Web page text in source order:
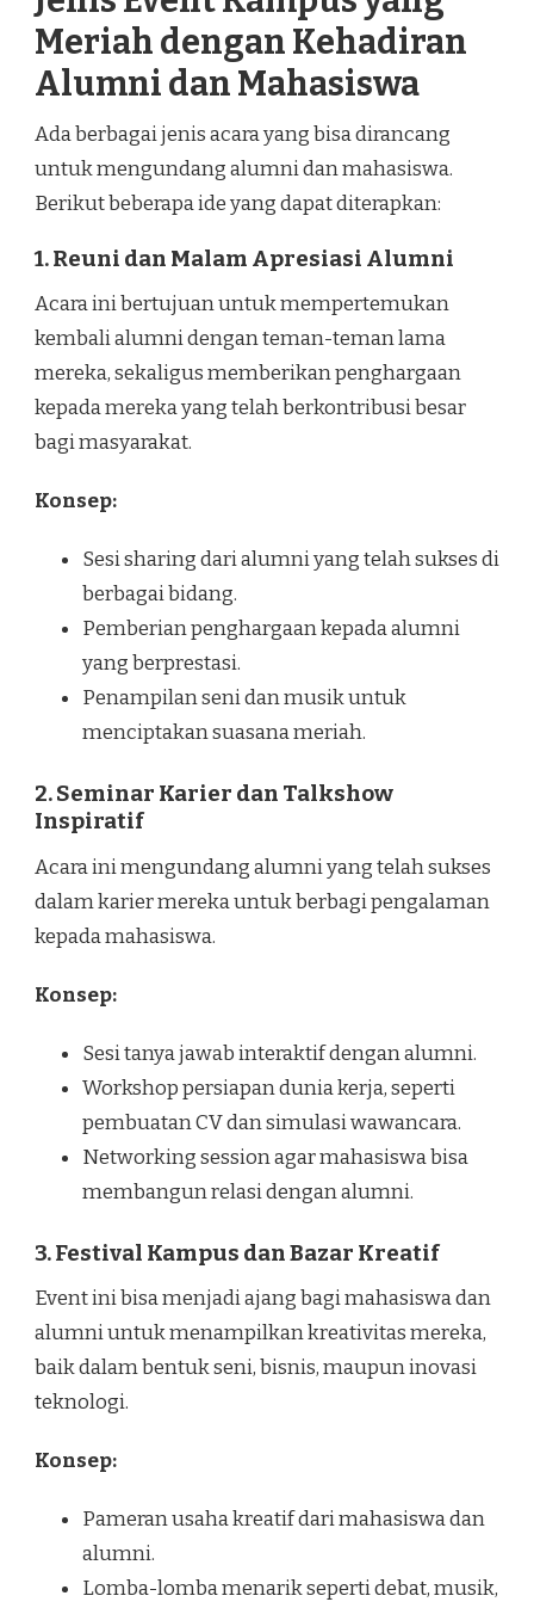
Meriah dengan Kehadiran
Alumni dan Mahasiswa
Ada berbagai jenis acara yang bisa dirancang
untuk mengundang alumni dan mahasiswa.
Berikut beberapa ide yang dapat diterapkan:
1. Reuni dan Malam Apresiasi Alumni
Acara ini bertujuan untuk mempertemukan
kembali alumni dengan teman-teman lama
mereka, sekaligus memberikan penghargaan
kepada mereka yang telah berkontribusi besar
bagi masyarakat.
Konsep:
Sesi sharing dari alumni yang telah sukses di
berbagai bidang.
Pemberian penghargaan kepada alumni
yang berprestasi.
Penampilan seni dan musik untuk
menciptakan suasana meriah.
2. Seminar Karier dan Talkshow
Inspiratif
Acara ini mengundang alumni yang telah sukses
dalam karier mereka untuk berbagi pengalaman
kepada mahasiswa.
Konsep:
Sesi tanya jawab interaktif dengan alumni.
Workshop persiapan dunia kerja, seperti
pembuatan CV dan simulasi wawancara.
Networking session agar mahasiswa bisa
membangun relasi dengan alumni.
3. Festival Kampus dan Bazar Kreatif
Event ini bisa menjadi ajang bagi mahasiswa dan
alumni untuk menampilkan kreativitas mereka,
baik dalam bentuk seni, bisnis, maupun inovasi
teknologi.
Konsep:
Pameran usaha kreatif dari mahasiswa dan
alumni.
Lomba-lomba menarik seperti debat, musik,